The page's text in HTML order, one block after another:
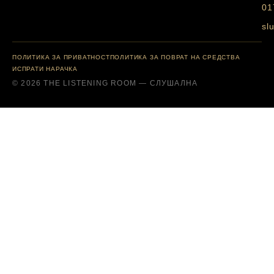
© 2026 THE LISTENING ROOM — СЛУШАЛНА
ПОЛИТИКА ЗА ПРИВАТНОСТПОЛИТИКА ЗА ПОВРАТ НА СРЕДСТВА
ИСПРАТИ НАРАЧКА